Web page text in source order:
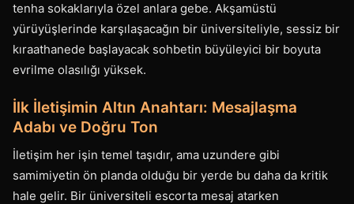
tenha sokaklarıyla özel anlara gebe. Akşamüstü
yürüyüşlerinde karşılaşacağın bir üniversiteliyle, sessiz bir
kıraathanede başlayacak sohbetin büyüleyici bir boyuta
evrilme olasılığı yüksek.
İlk İletişimin Altın Anahtarı: Mesajlaşma
Adabı ve Doğru Ton
İletişim her işin temel taşıdır, ama uzundere gibi
samimiyetin ön planda olduğu bir yerde bu daha da kritik
hale gelir. Bir üniversiteli escorta mesaj atarken